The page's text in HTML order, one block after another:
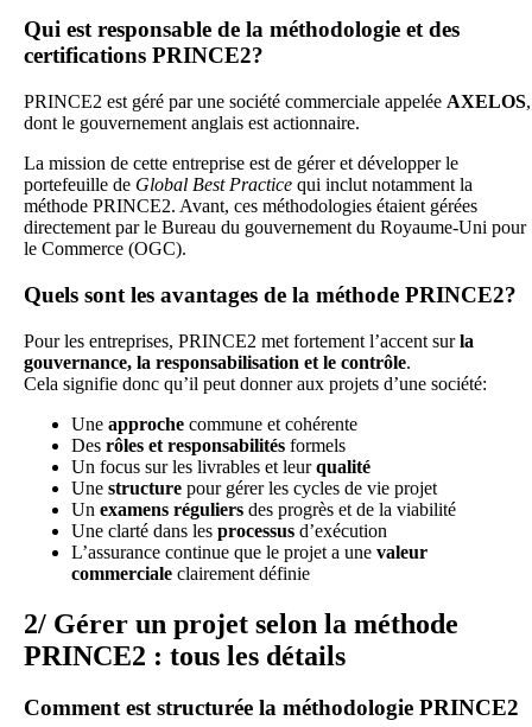
Qui est responsable de la méthodologie et des
certifications PRINCE2?
PRINCE2 est géré par une société commerciale appelée AXELOS,
dont le gouvernement anglais est actionnaire.
La mission de cette entreprise est de gérer et développer le
portefeuille de Global Best Practice qui inclut notamment la
méthode PRINCE2. Avant, ces méthodologies étaient gérées
directement par le Bureau du gouvernement du Royaume-Uni pour
le Commerce (OGC).
Quels sont les avantages de la méthode PRINCE2?
Pour les entreprises, PRINCE2 met fortement l’accent surla
gouvernance, la responsabilisation et le contrôle.
Cela signifie donc qu’il peut donner aux projets d’une société:
Une approche commune et cohérente
Des rôles et responsabilités formels
Un focus sur les livrables et leurqualité
Une structure pour gérer les cycles de vie projet
Un examens réguliers des progrès et de la viabilité
Une clarté dans les processus d’exécution
L’assurance continue que le projet a une valeur
commerciale clairement définie
2/ Gérer un projet selon la méthode
PRINCE2 : tous les détails
Comment est structurée la méthodologie PRINCE2